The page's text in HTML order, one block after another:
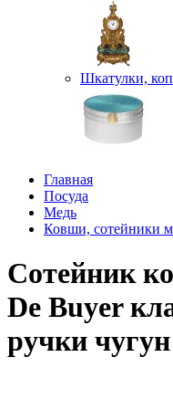
Шкатулки,
Главная
Посуда
Медь
Ковши, сотейники
Сотейник
De Buyer
ручки